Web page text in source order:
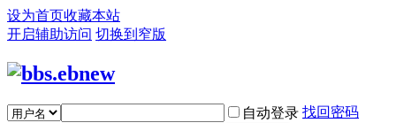
设为首页收藏本站
开启辅助访问 切换到窄版
自动登录 找回密码